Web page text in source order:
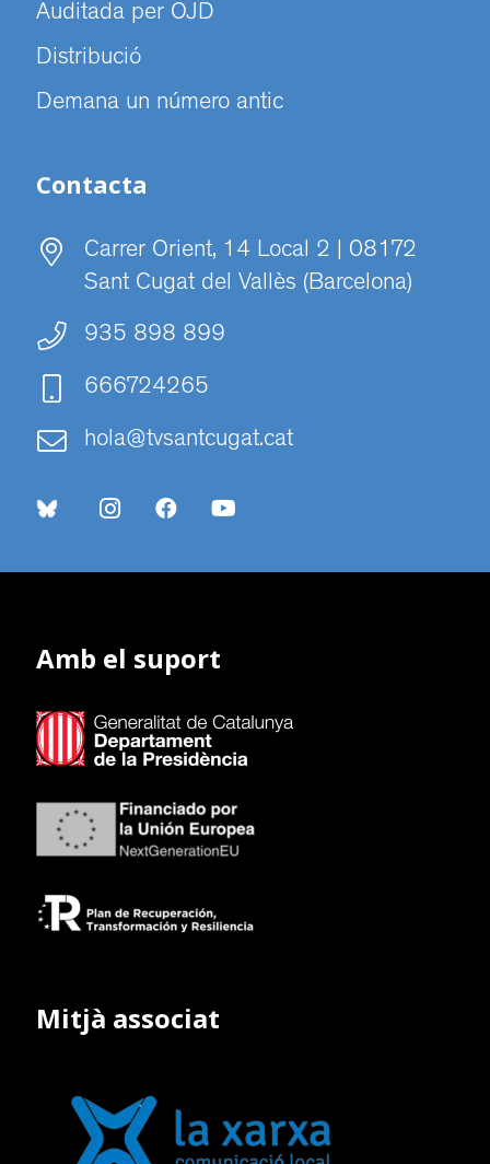
Auditada per OJD
Distribució
Demana un número antic
Contacta
Carrer Orient, 14 Local 2 | 08172
Sant Cugat del Vallès (Barcelona)
935 898 899
666724265
hola@tvsantcugat.cat
Amb el suport
Mitjà associat